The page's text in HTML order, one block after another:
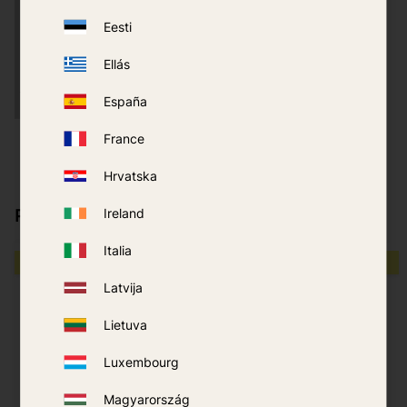
Eesti
Ellás
España
France
Hrvatska
Ireland
Italia
Latvija
Lietuva
Luxembourg
Magyarország
Campings y
Productos populares
PRECIO DEL PAQUETE